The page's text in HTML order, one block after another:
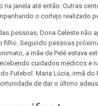
na janela até então. Outras
o cortejo realizado
pessoas, Dona Celeste não
filho. Segundo pessoas
a mãe de Pelé estava
cuidados médicos e
Futebol. Maria Lúcia, irmã do
de dar o último adeus.